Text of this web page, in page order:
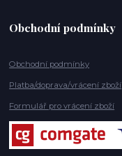
Obchodní podmínky
Obchodní podmínky
Platba/doprava/vrácení zboží
Formulář pro vrácení zboží